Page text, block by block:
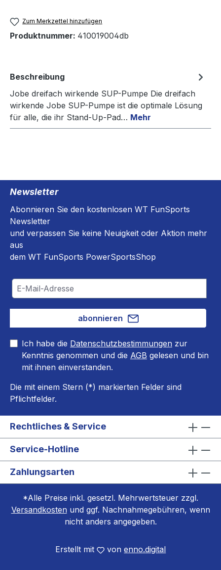
Zum Merkzettel hinzufügen
Produktnummer: 410019004db
Beschreibung
Jobe dreifach wirkende SUP-Pumpe Die dreifach
wirkende Jobe SUP-Pumpe ist die optimale Lösung
für alle, die ihr Stand-Up-Pad… Mehr
Newsletter
Abonnieren Sie den kostenlosen WT FunSports
Newsletter
und verpassen Sie keine Neuigkeit oder Aktion mehr
aus
dem WT FunSports PowerSportsShop
abonnieren
Ich habe die Datenschutzbestimmungen zur
Kenntnis genommen und die AGB gelesen und bin
mit ihnen einverstanden.
Die mit einem Stern (*) markierten Felder sind
Pflichtfelder.
Rechtliches & Service
Service-Hotline
Zahlungsarten
*Alle Preise inkl. gesetzl. Mehrwertsteuer zzgl.
Versandkostenund ggf. Nachnahmegebühren, wenn
nicht anders angegeben.
Erstellt mit vonenno.digital